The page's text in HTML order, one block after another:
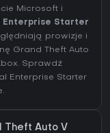
Microsoft i
Enterprise Starter
prowizje i
Grand Theft Auto
. Sprawdź
Enterprise Starter
Theft Auto V